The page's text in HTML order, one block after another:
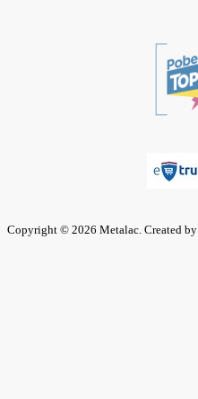
Copyright © 2026 Metalac. Created by